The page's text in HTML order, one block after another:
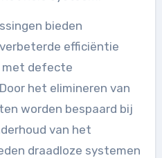
bieden
efficiëntie
met defecte
het elimineren van
worden bespaard bij
van het
draadloze systemen